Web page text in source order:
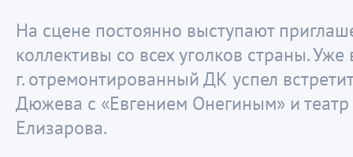
На сцене постоянно выступают
коллективы со всех уголков страны.
г. отремонтированный ДК успел
Дюжева с «Евгением Онегиным» и
Елизарова.